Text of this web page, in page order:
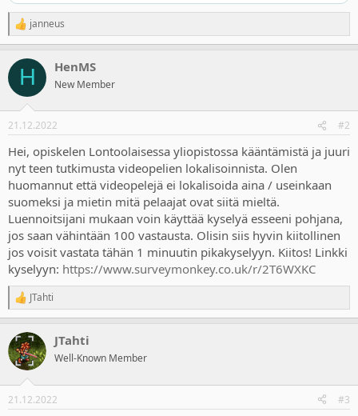
R
e
c
i
s
janneus
H HenMS
New Member
21.12.2022 #2
Hei, opiskelen Lontoolaisessa yliopistossa kääntämistä ja juuri
nyt teen tutkimusta videopelien lokalisoinnista. Olen
huomannut että videopelejä ei lokalisoida aina / useinkaan
suomeksi ja mietin mitä pelaajat ovat siitä mieltä.
Luennoitsijani mukaan voin käyttää kyselyä esseeni pohjana,
jos saan vähintään 100 vastausta. Olisin siis hyvin kiitollinen
jos voisit vastata tähän 1 minuutin pikakyselyyn. Kiitos! Linkki
kyselyyn: https://www.surveymonkey.co.uk/r/2T6WXKC
R
e
c
t
i
s
JTahti
JTahti
Well-Known Member
21.12.2022 #3